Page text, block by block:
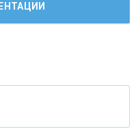
при цифровом